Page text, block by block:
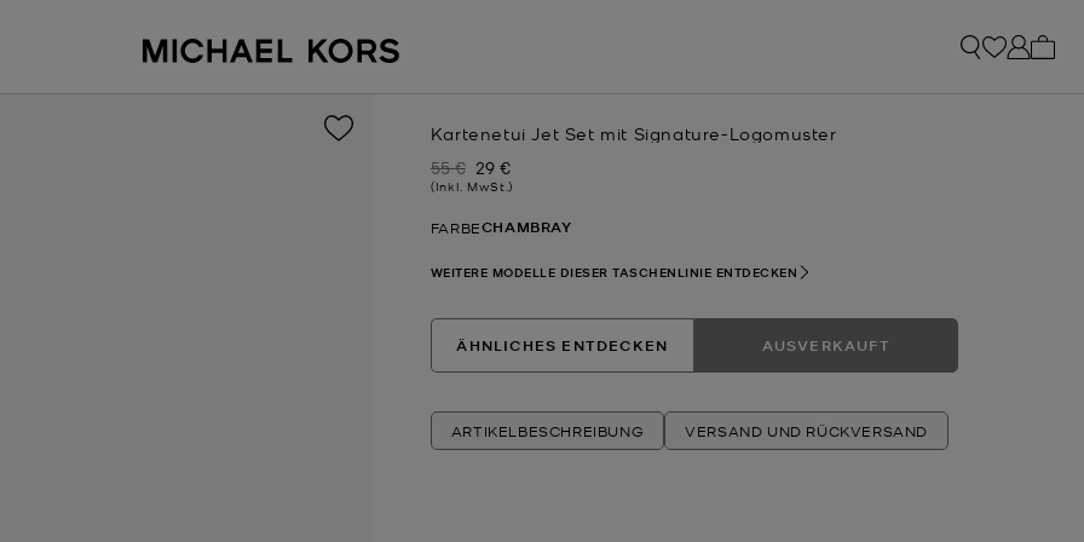
Kartenetui Jet Set mit Signature-Logomuster
Zuvor
55 € Jetzt
29 €
(Inkl. MwSt.)
FARBECHAMBRAY
WEITERE MODELLE DIESER TASCHENLINIE ENTDECKEN
ÄHNLICHES ENTDECKEN AUSVERKAUFT
ARTIKELBESCHREIBUNG VERSAND UND RÜCKVERSAND